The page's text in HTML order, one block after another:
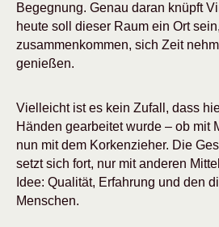
Begegnung. Genau daran knüpft
heute soll dieser Raum ein Ort
zusammenkommen, sich Zeit
genießen.
Vielleicht ist es kein Zufall, dass
Händen gearbeitet wurde – ob mit
nun mit dem Korkenzieher. Die
setzt sich fort, nur mit anderen
Idee: Qualität, Erfahrung und den
Menschen.